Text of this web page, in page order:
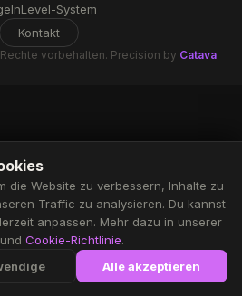
Level-System
Kontakt
vorbehalten. Precision by Catava
die Website zu verbessern, Inhalte zu
Traffic zu analysieren. Du kannst
anpassen. Mehr dazu in unserer
und Cookie-Richtlinie.
Alle akzeptieren